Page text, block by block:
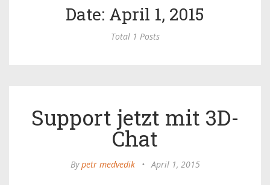
Date: April 1, 2015
Total 1 Posts
Support jetzt mit 3D-
Chat
Bypetr medvedik • April 1, 2015